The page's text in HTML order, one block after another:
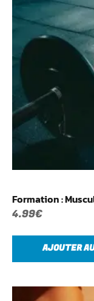
Formation :
4.99€
AJOUTER